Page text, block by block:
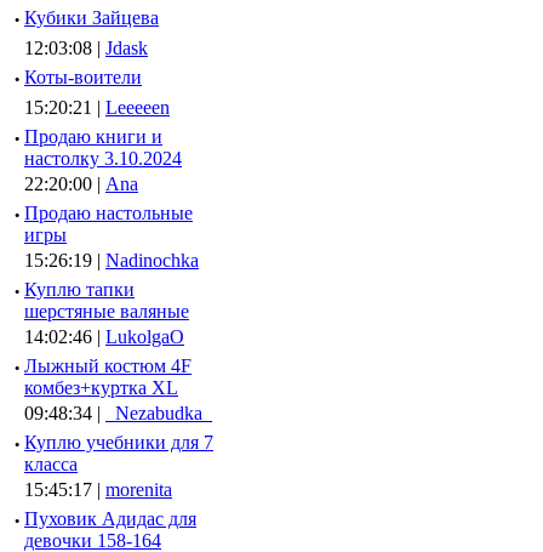
· Кубики Зайцева
12:03:08 | Jdask
· Коты-воители
15:20:21 | Leeeeen
· Продаю книги и
настолку 3.10.2024
22:20:00 | Ana
· Продаю настольные
игры
15:26:19 | Nadinochka
· Куплю тапки
шерстяные валяные
14:02:46 | LukolgaO
· Лыжный костюм 4F
комбез+куртка XL
09:48:34 |
_Nezabudka_
· Куплю учебники для 7
класса
15:45:17 | morenita
· Пуховик Адидас для
девочки 158-164